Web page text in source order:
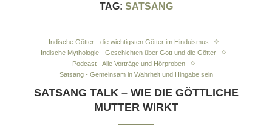
TAG: SATSANG
Indische Götter - die wichtigsten Götter im Hinduismus
Indische Mythologie - Geschichten über Gott und die Götter
Podcast - Alle Vorträge und Hörproben
Satsang - Gemeinsam in Wahrheit und Hingabe sein
SATSANG TALK – WIE DIE GÖTTLICHE
MUTTER WIRKT